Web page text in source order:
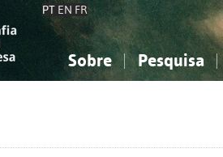
PT EN FR
Sobre Pesquisa